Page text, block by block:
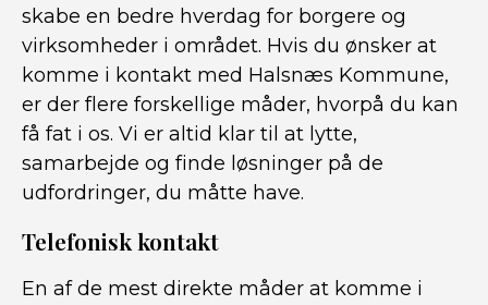
skabe en bedre hverdag for borgere og
virksomheder i området. Hvis du ønsker at
komme i kontakt med Halsnæs Kommune,
er der flere forskellige måder, hvorpå du kan
få fat i os. Vi er altid klar til at lytte,
samarbejde og finde løsninger på de
udfordringer, du måtte have.
Telefonisk kontakt
En af de mest direkte måder at komme i